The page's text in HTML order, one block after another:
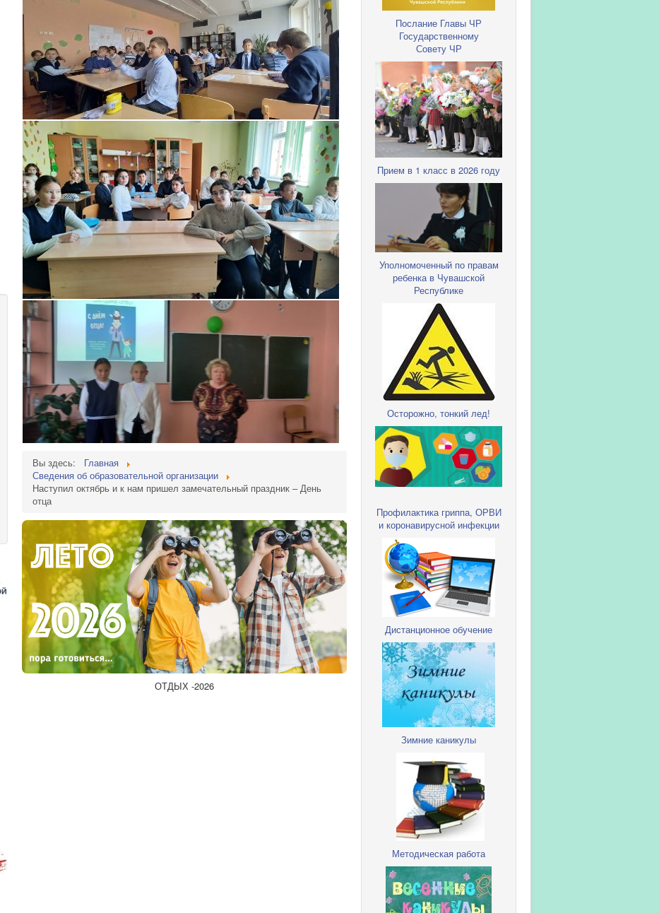
Вы здесь:
Главная
Сведения об образовательной организации
Наступил октябрь и к нам пришел замечательный праздник – День
отца
ОТДЫХ -2026
Послание Главы ЧР
Государственному
Совету ЧР
Прием в 1 класс в 2026 году
Уполномоченный по правам
ребенка в Чувашской
Республике
Осторожно, тонкий лед!
Профилактика гриппа, ОРВИ
и коронавирусной инфекции
Дистанционное обучение
Зимние каникулы
Методическая работа